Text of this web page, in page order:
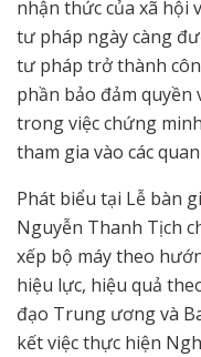
nhận thức của xã hội
tư pháp ngày càng
tư pháp trở thành
phần bảo đảm quyền
trong việc chứng
tham gia vào các
Phát biểu tại Lễ bàn
Nguyễn Thanh Tịch
xếp bộ máy theo
hiệu lực, hiệu quả
đạo Trung ương và
kết việc thực hiện